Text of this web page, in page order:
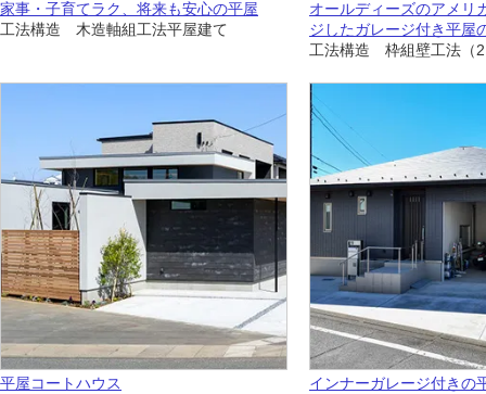
家事・子育てラク、将来も安心の平屋
工法構造 木造軸組工法平屋建て
オールディーズのアメリ
ジしたガレージ付き平屋
工法構造 枠組壁工法（
平屋コートハウス
インナーガレージ付きの